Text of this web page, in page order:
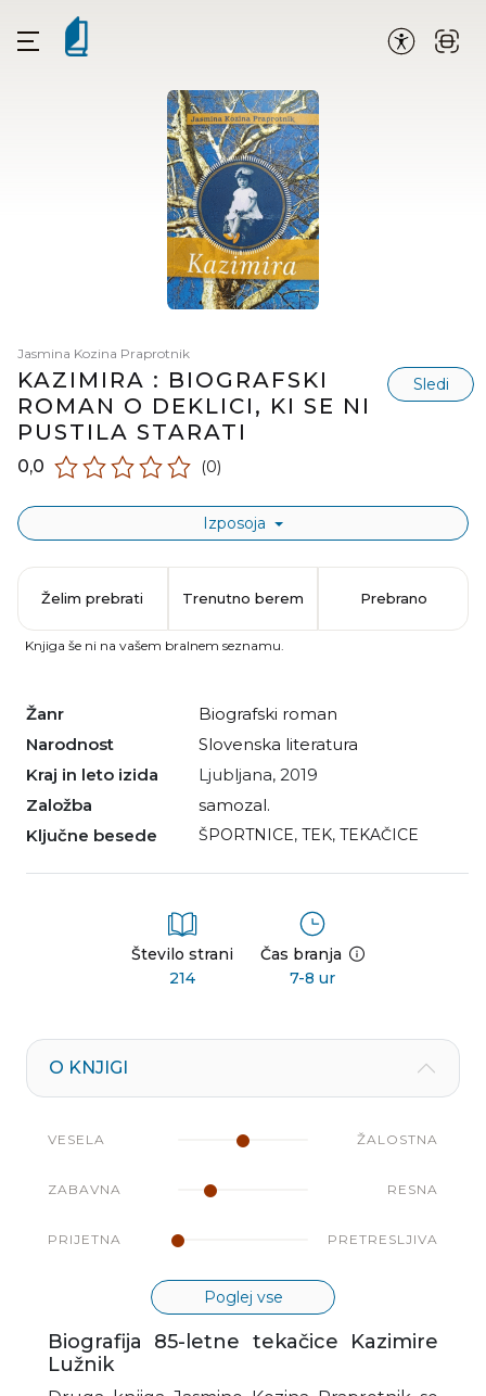
Jasmina Kozina Praprotnik
KAZIMIRA : BIOGRAFSKI
ROMAN O DEKLICI, KI SE NI
PUSTILA STARATI
Sledi
0,0 (0)
Izposoja
Žanr
biografski roman
Narodnost
slovenska literatura
Kraj in leto izida
Ljubljana, 2019
Založba
samozal.
Ključne besede
ŠPORTNICE, TEK, TEKAČICE
Število strani
214
Čas branja
7-8 ur
Želim prebrati Trenutno berem Prebrano
Knjiga še ni na vašem bralnem seznamu.
O KNJIGI
VESELA ŽALOSTNA
ZABAVNA RESNA
PRIJETNA PRETRESLJIVA
Poglej vse
Biografija 85-letne tekačice Kazimire
Lužnik